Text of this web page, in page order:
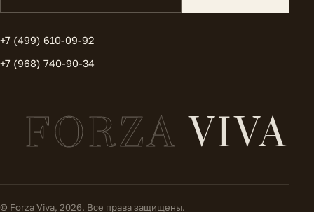
+7 (499) 610-09-92
+7 (968) 740-90-34
FORZAVIVA
© Forza Viva, 2026. Все права защищены.